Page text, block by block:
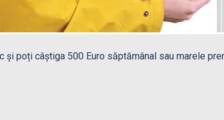
poți câștiga 500 Euro săptămânal sau marele